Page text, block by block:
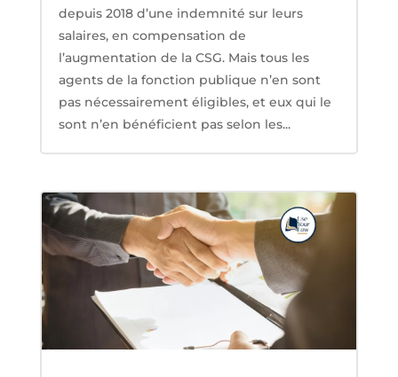
depuis 2018 d’une indemnité sur leurs
salaires, en compensation de
l’augmentation de la CSG. Mais tous les
agents de la fonction publique n’en sont
pas nécessairement éligibles, et eux qui le
sont n’en bénéficient pas selon les...